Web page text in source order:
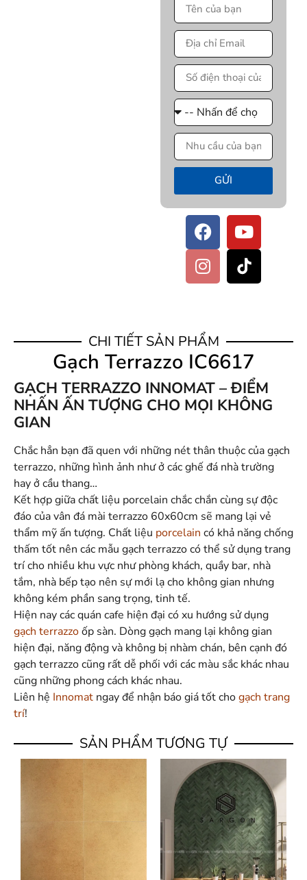
GỬI
CHI TIẾT SẢN PHẨM
Gạch Terrazzo IC6617
GẠCH TERRAZZO INNOMAT – ĐIỂM
NHẤN ẤN TƯỢNG CHO MỌI KHÔNG
GIAN
Chắc hẳn bạn đã quen với những nét thân thuộc của gạch
terrazzo, những hình ảnh như ở các ghế đá nhà trường
hay ở cầu thang…
Kết hợp giữa chất liệu porcelain chắc chắn cùng sự độc
đáo của vân đá mài terrazzo 60x60cm sẽ mang lại vẻ
thẩm mỹ ấn tượng. Chất liệu porcelain có khả năng chống
thấm tốt nên các mẫu gạch terrazzo có thể sử dụng trang
trí cho nhiều khu vực như phòng khách, quầy bar, nhà
tắm, nhà bếp tạo nên sự mới lạ cho không gian nhưng
không kém phần sang trọng, tinh tế.
Hiện nay các quán cafe hiện đại có xu hướng sử dụng
gạch terrazzoốp sàn. Dòng gạch mang lại không gian
hiện đại, năng động và không bị nhàm chán, bên cạnh đó
gạch terrazzo cũng rất dễ phối với các màu sắc khác nhau
cũng những phong cách khác nhau.
Liên hệ Innomat ngay để nhận báo giá tốt chogạch trang
trí!
SẢN PHẨM TƯƠNG TỰ